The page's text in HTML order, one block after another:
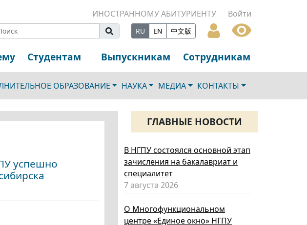
ИНОСТРАННОМУ АБИТУРИЕНТУ Войти
RU EN 中文版
Студентам Выпускникам Сотрудникам
ОБРАЗОВАНИЕ НАУКА МЕДИА КОНТАКТЫ
успешно
ГЛАВНЫЕ НОВОСТИ
В НГПУ состоялся основной этап
зачисления на бакалавриат и
специалитет
7 августа 2026
О Многофункциональном
центре «Единое окно» НГПУ